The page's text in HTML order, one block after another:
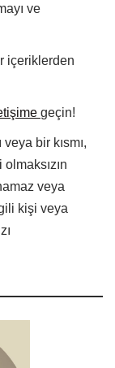
ve
içeriklerden
geçin!
bir kısmı,
veya
kişi veya